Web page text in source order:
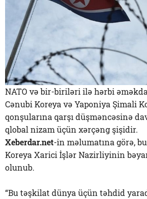
NATO və bir-biriləri ilə hərbi
Cənubi Koreya və Yaponiya Şimali
qonşularına qarşı düşməncəsinə
qlobal nizam üçün xərçəng şişidir.
Xeberdar.net-in məlumatına görə,
Koreya Xarici İşlər Nazirliyinin
olunub.
“Bu təşkilat dünya üçün təhdid